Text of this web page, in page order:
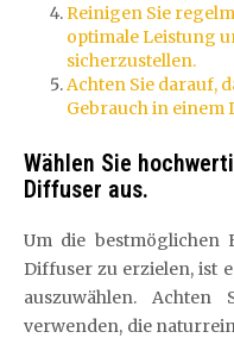
Reinigen Sie
optimale Leistung
sicherzustellen.
Achten Sie darauf,
Gebrauch in einem
Wählen Sie
Diffuser aus.
Um die bestmöglichen
Diffuser zu erzielen, ist
auszuwählen.
verwenden, die